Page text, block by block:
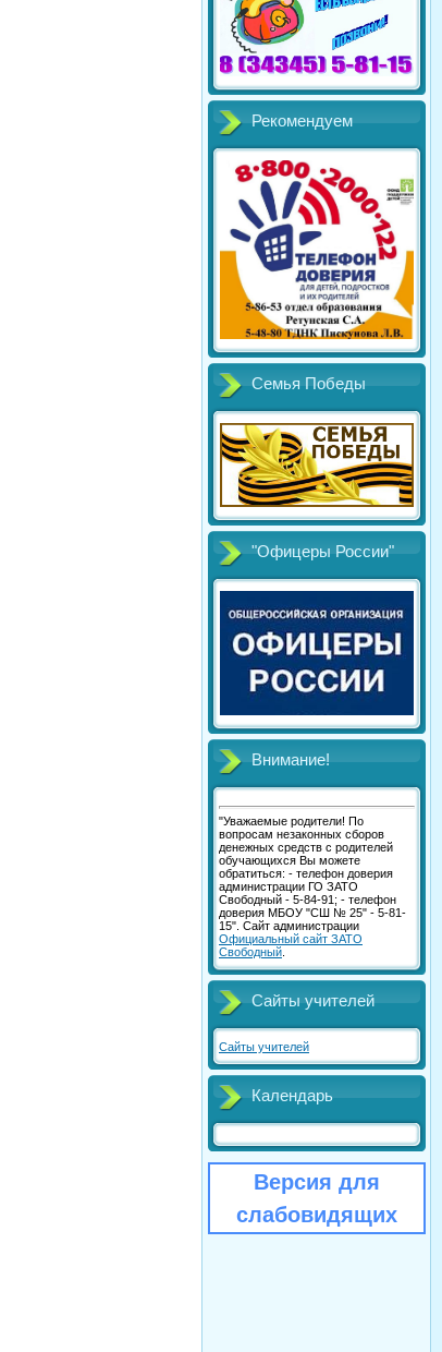
Рекомендуем
Семья Победы
"Офицеры России"
Внимание!
"Уважаемые родители! По
вопросам незаконных сборов
денежных средств с родителей
обучающихся Вы можете
обратиться: - телефон доверия
администрации ГО ЗАТО
Свободный - 5-84-91; - телефон
доверия МБОУ "СШ № 25" - 5-81-
15". Сайт администрации
Официальный сайт ЗАТО
Свободный
Сайты учителей
Сайты учителей
Календарь
Версия для
слабовидящих